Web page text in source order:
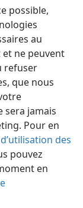
possible,
au
ne peuvent
refuser
que nous
sera jamais
Pour en
des
pouvez
en
de toi comme
choisi”,
of Pennsylvania
Se connecter